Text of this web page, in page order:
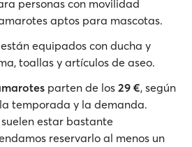
personas con movilidad
aptos para mascotas.
equipados con ducha y
toallas y artículos de aseo.
parten de los 29 €, según
temporada y la demanda.
estar bastante
reservarlo al menos un